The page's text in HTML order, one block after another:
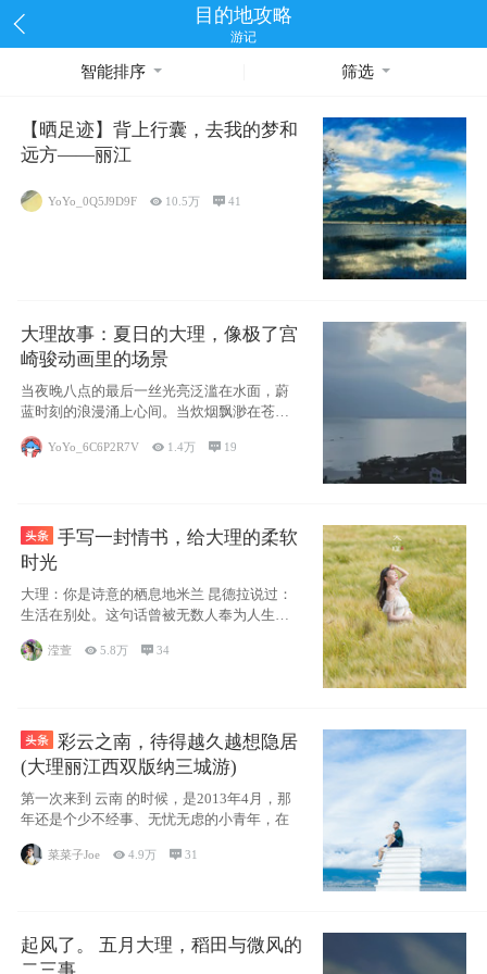
目的地攻略
游记
智能排序 筛选
【晒足迹】背上行囊，去我的梦和
远方——丽江
YoYo_0Q5J9D9F  10.5万 41
大理故事：夏日的大理，像极了宫
崎骏动画里的场景
当夜晚八点的最后一丝光亮泛滥在水面，蔚
蓝时刻的浪漫涌上心间。当炊烟飘渺在苍山
YoYo_6C6P2R7V  1.4万  19
手写一封情书，给大理的柔软
时光
大理：你是诗意的栖息地米兰 昆德拉说过：
生活在别处。这句话曾被无数人奉为人生信
条，并
滢萱 5.8万 34
彩云之南，待得越久越想隐居
(大理丽江西双版纳三城游)
第一次来到 云南 的时候，是2013年4月，那
年还是个少不经事、无忧无虑的小青年，在
菜菜子Joe 4.9万  31
起风了。 五月大理，稻田与微风的